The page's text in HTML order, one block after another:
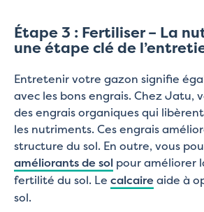
Étape 3 : Fertiliser – La
une étape clé de
Entretenir votre gazon signifie
avec les bons engrais. Chez Jatu,
des engrais organiques qui
les nutriments. Ces engrais
structure du sol. En outre, vous
améliorants de sol pour améliorer
fertilité du sol. Le calcaire aide à
sol.